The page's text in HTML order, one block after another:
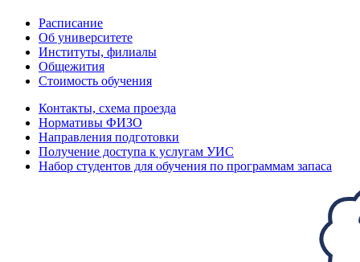
Расписание
Об университете
Институты, филиалы
Общежития
Стоимость обучения
Контакты, схема проезда
Нормативы ФИЗО
Направления подготовки
Получение доступа к услугам УИС
Набор студентов для обучения по программам запаса